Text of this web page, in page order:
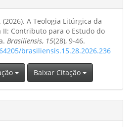
(2026). A Teologia Litúrgica da
II: Contributo para o Estudo do
Brasiliensis, 15(28), 9-46.
brasiliensis.15.28.2026.236
Baixar Citação